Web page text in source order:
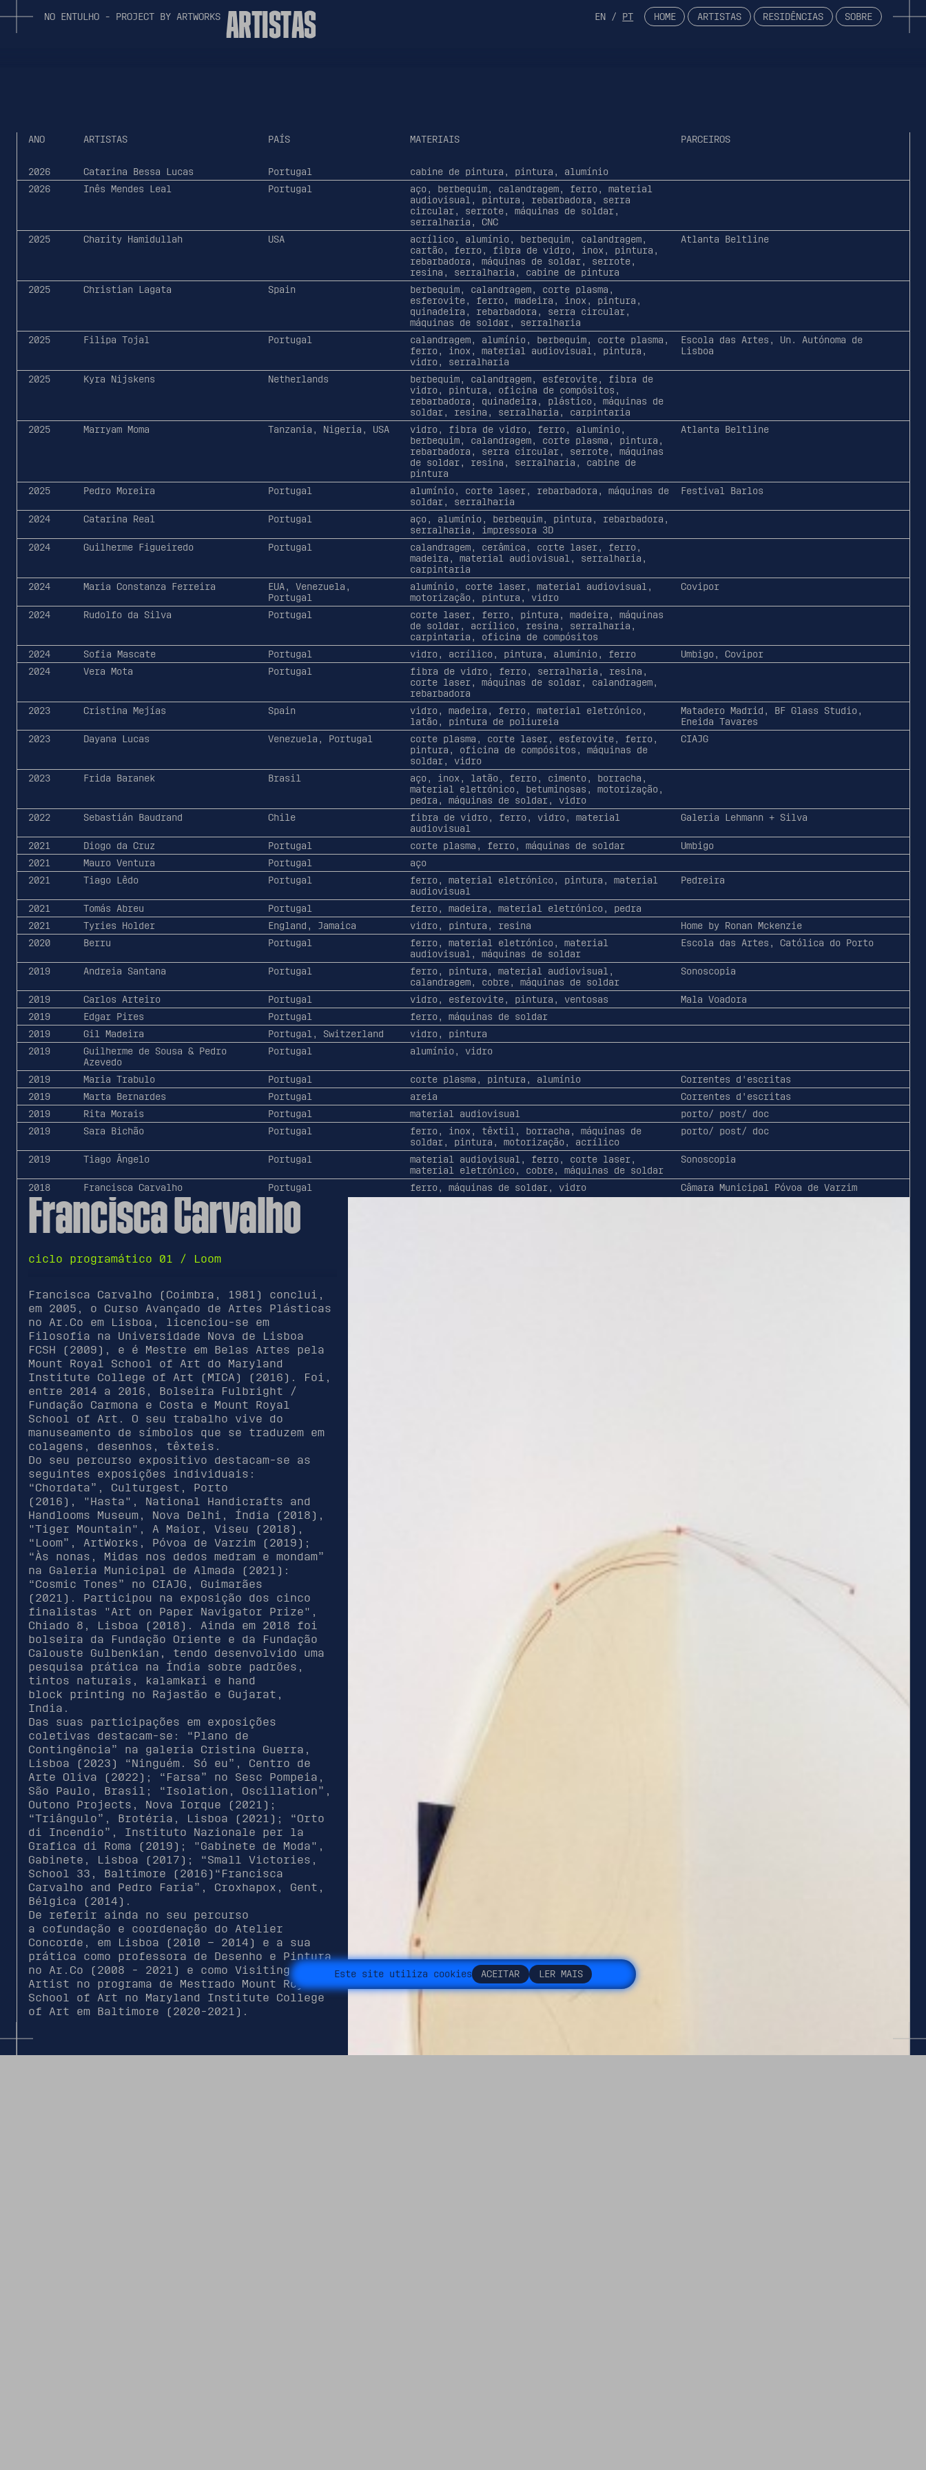
NO ENTUL HO - PROJECT BY ARTWORKS ARTISTAS EN / PT HOME ARTISTAS RESIDÊNCIAS SOBRE
Este site utiliza cookies ACEITAR LER MAIS
ANO ARTISTAS PAÍS MATERIAIS PARCEIROS
2026 Catarina Bessa Lucas Portugal
cabine de pintura, pintura, alumínio
2026
Inês Mendes Leal Portugal
aço, berbequim, calandragem, ferro, material
audiovisual, pintura, rebarbadora, serra
circular, serrote, máquinas de soldar,
serralharia, CNC
2025
Charity Hamidullah USA
acrílico, alumínio, berbequim, calandragem,
cartão, ferro, fibra de vidro, inox, pintura,
rebarbadora, máquinas de soldar, serrote,
resina, serralharia, cabine de pintura
Atlanta Beltline
2025 Christian Lagata Spain
berbequim, calandragem, corte plasma,
esferovite, ferro, madeira, inox, pintura,
quinadeira, rebarbadora, serra circular,
máquinas de soldar, serralharia
2025
Filipa Tojal Portugal
calandragem, alumínio, berbequim, corte plasma,
ferro, inox, material audiovisual, pintura,
vidro, serralharia
Escola das Artes, Un. Autónoma de
Lisboa
2025 Kyra Nijskens Netherlands
berbequim, calandragem, esferovite, fibra de
vidro, pintura, oficina de compósitos,
rebarbadora, quinadeira, plástico, máquinas de
soldar, resina, serralharia, carpintaria
2025
Marryam Moma Tanzania, Nigeria, USA
vidro, fibra de vidro, ferro, alumínio,
berbequim, calandragem, corte plasma, pintura,
rebarbadora, serra circular, serrote, máquinas
de soldar, resina, serralharia, cabine de
pintura
Atlanta Beltline
2025 Pedro Moreira Portugal
alumínio, corte laser, rebarbadora, máquinas de
soldar, serralharia
Festival Barlos
2024 Catarina Real Portugal
aço, alumínio, berbequim, pintura, rebarbadora,
serralharia, impressora 3D
2024
Guilherme Figueiredo Portugal
calandragem, cerâmica, corte laser, ferro,
madeira, material audiovisual, serralharia,
carpintaria
2024
Maria Constanza Ferreira
EUA, Venezuela,
Portugal
alumínio, corte laser, material audiovisual,
motorização, pintura, vidro
Covipor
2024 Rudolfo da Silva Portugal
corte laser, ferro, pintura, madeira, máquinas
de soldar, acrílico, resina, serralharia,
carpintaria, oficina de compósitos
2024
Sofia Mascate Portugal vidro, acrílico, pintura, alumínio, ferro
Umbigo, Covipor
2024
Vera Mota Portugal
fibra de vidro, ferro, serralharia, resina,
corte laser, máquinas de soldar, calandragem,
rebarbadora
2023
Cristina Mejías Spain
vidro, madeira, ferro, material eletrónico,
latão, pintura de poliureia
Matadero Madrid, BF Glass Studio,
Eneida Tavares
2023
Dayana Lucas Venezuela, Portugal
corte plasma, corte laser, esferovite, ferro,
pintura, oficina de compósitos, máquinas de
soldar, vidro
CIAJG
2023 Frida Baranek Brasil
aço, inox, latão, ferro, cimento, borracha,
material eletrónico, betuminosas, motorização,
pedra, máquinas de soldar, vidro
2022
Sebastián Baudrand Chile
fibra de vidro, ferro, vidro, material
audiovisual
Galeria Lehmann + Silva
2021 Diogo da Cruz Portugal corte plasma, ferro, máquinas de soldar
Umbigo
2021
Mauro Ventura Portugal
aço
2021
Tiago Lêdo Portugal
ferro, material eletrónico, pintura, material
audiovisual
Pedreira
2021 Tomás Abreu Portugal
ferro, madeira, material eletrónico, pedra
2021
Tyries Holder England, Jamaica vidro, pintura, resina
Home by Ronan Mckenzie
2020
Berru Portugal
ferro, material eletrónico, material
audiovisual, máquinas de soldar
Escola das Artes, Católica do Porto
2019 Andreia Santana Portugal
ferro, pintura, material audiovisual,
calandragem, cobre, máquinas de soldar
Sonoscopia
2019 Carlos Arteiro Portugal vidro, esferovite, pintura, ventosas
Mala Voadora
2019
Edgar Pires Portugal
ferro, máquinas de soldar
2019
Gil Madeira Portugal, Switzerland
vidro, pintura
2019
Guilherme de Sousa & Pedro
Azevedo
Portugal alumínio, vidro
2019 Maria Trabulo Portugal corte plasma, pintura, alumínio
Correntes d'escritas
2019
Marta Bernardes Portugal areia
Correntes d'escritas
2019
Rita Morais Portugal material audiovisual
porto/ post/ doc
2019
Sara Bichão Portugal
ferro, inox, têxtil, borracha, máquinas de
soldar, pintura, motorização, acrílico
porto/ post/ doc
2019 Tiago Ângelo Portugal
material audiovisual, ferro, corte laser,
material eletrónico, cobre, máquinas de soldar
Sonoscopia
2018 Francisca Carvalho Portugal ferro, máquinas de soldar, vidro Câmara Municipal Póvoa de Varzim
Francisca Carvalho
ciclo programático 01 / Loom
Francisca Carvalho (Coimbra, 1981) conclui,
em 2005, o Curso Avançado de Artes Plásticas
no Ar.Co em Lisboa, licenciou-se em
Filosofia na Universidade Nova de Lisboa
FCSH (2009), e é Mestre em Belas Artes pela
Mount Royal School of Art do Maryland
Institute College of Art (MICA) (2016). Foi,
entre 2014 a 2016, Bolseira Fulbright /
Fundação Carmona e Costa e Mount Royal
School of Art. O seu trabalho vive do
manuseamento de símbolos que se traduzem em
colagens, desenhos, têxteis.
Do seu percurso expositivo destacam-se as
seguintes exposições individuais:
“Chordata”, Culturgest, Porto
(2016), "Hasta", National Handicrafts and
Handlooms Museum, Nova Delhi, Índia (2018),
"Tiger Mountain", A Maior, Viseu (2018),
“Loom”, ArtWorks, Póvoa de Varzim (2019);
“Às nonas, Midas nos dedos medram e mondam”
na Galeria Municipal de Almada (2021):
“Cosmic Tones” no CIAJG, Guimarães
(2021). Participou na exposição dos cinco
finalistas "Art on Paper Navigator Prize",
Chiado 8, Lisboa (2018). Ainda em 2018 foi
bolseira da Fundação Oriente e da Fundação
Calouste Gulbenkian, tendo desenvolvido uma
pesquisa prática na Índia sobre padrões,
tintos naturais, kalamkari e hand
block printing no Rajastão e Gujarat,
India.
Das suas participações em exposições
coletivas destacam-se: “Plano de
Contingência” na galeria Cristina Guerra,
Lisboa (2023) “Ninguém. Só eu”, Centro de
Arte Oliva (2022); “Farsa” no Sesc Pompeia,
São Paulo, Brasil; “Isolation, Oscillation”,
Outono Projects, Nova Iorque (2021);
“Triângulo”, Brotéria, Lisboa (2021); “Orto
di Incendio”, Instituto Nazionale per la
Grafica di Roma (2019); "Gabinete de Moda",
Gabinete, Lisboa (2017); “Small Victories,
School 33, Baltimore (2016)“Francisca
Carvalho and Pedro Faria”, Croxhapox, Gent,
Bélgica (2014).
De referir ainda no seu percurso
a cofundação e coordenação do Atelier
Concorde, em Lisboa (2010 – 2014) e a sua
prática como professora de Desenho e Pintura
no Ar.Co (2008 - 2021) e como Visiting
Artist no programa de Mestrado Mount Royal
School of Art no Maryland Institute College
of Art em Baltimore (2020-2021).